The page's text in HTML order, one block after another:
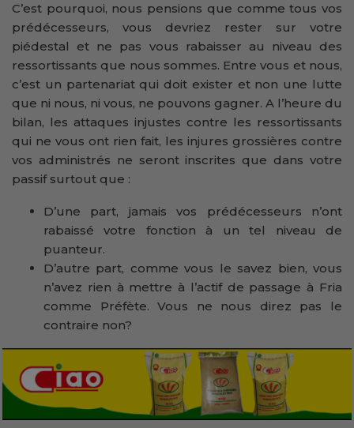
C’est pourquoi, nous pensions que comme tous vos
prédécesseurs, vous devriez rester sur votre
piédestal et ne pas vous rabaisser au niveau des
ressortissants que nous sommes. Entre vous et nous,
c’est un partenariat qui doit exister et non une lutte
que ni nous, ni vous, ne pouvons gagner. A l’heure du
bilan, les attaques injustes contre les ressortissants
qui ne vous ont rien fait, les injures grossières contre
vos administrés ne seront inscrites que dans votre
passif surtout que :
D’une part, jamais vos prédécesseurs n’ont
rabaissé votre fonction à un tel niveau de
puanteur.
D’autre part, comme vous le savez bien, vous
n’avez rien à mettre à l’actif de passage à Fria
comme Préfète. Vous ne nous direz pas le
contraire non?